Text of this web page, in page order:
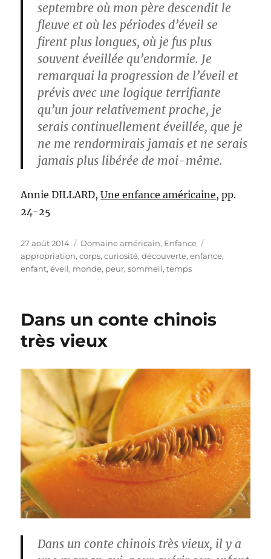
septembre où mon père descendit le
fleuve et où les périodes d’éveil se
firent plus longues, où je fus plus
souvent éveillée qu’endormie. Je
remarquai la progression de l’éveil et
prévis avec une logique terrifiante
qu’un jour relativement proche, je
serais continuellement éveillée, que je
ne me rendormirais jamais et ne serais
jamais plus libérée de moi-même.
Annie DILLARD,Une enfance américaine, pp.
24-25
Publié
le
27 août 2014 Catégories
Domaine américain, Enfance
appropriation,corps,curiosité,découverte,enfance,
enfant,éveil, monde, peur,sommeil,temps
Dans un conte chinois
très vieux
Dans un conte chinois très vieux, il y a